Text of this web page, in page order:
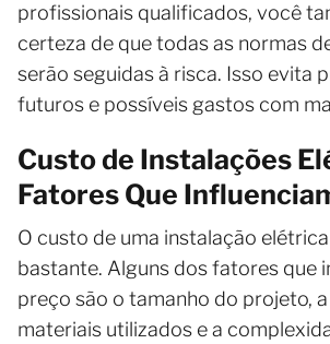
profissionais qualificados, você
certeza de que todas as normas
serão seguidas à risca. Isso evita
futuros e possíveis gastos com
Custo de Instalações
Fatores Que
O custo de uma instalação
bastante. Alguns dos fatores que
preço são o tamanho do projeto,
materiais utilizados e a